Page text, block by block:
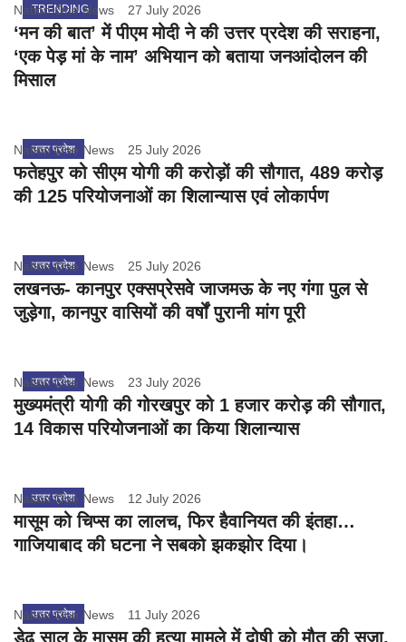
TRENDING
Nation One News 27 July 2026
‘मन की बात’ में पीएम मोदी ने की उत्तर प्रदेश की सराहना,
‘एक पेड़ मां के नाम’ अभियान को बताया जनआंदोलन की
मिसाल
उत्तर प्रदेश
Nation One News 25 July 2026
फतेहपुर को सीएम योगी की करोड़ों की सौगात, 489 करोड़
की 125 परियोजनाओं का शिलान्यास एवं लोकार्पण
उत्तर प्रदेश
Nation One News 25 July 2026
लखनऊ- कानपुर एक्सप्रेसवे जाजमऊ के नए गंगा पुल से
जुड़ेगा, कानपुर वासियों की वर्षों पुरानी मांग पूरी
उत्तर प्रदेश
Nation One News 23 July 2026
मुख्यमंत्री योगी की गोरखपुर को 1 हजार करोड़ की सौगात,
14 विकास परियोजनाओं का किया शिलान्यास
उत्तर प्रदेश
Nation One News 12 July 2026
मासूम को चिप्स का लालच, फिर हैवानियत की इंतहा…
गाजियाबाद की घटना ने सबको झकझोर दिया।
उत्तर प्रदेश
Nation One News 11 July 2026
डेढ़ साल के मासूम की हत्या मामले में दोषी को मौत की सज़ा,